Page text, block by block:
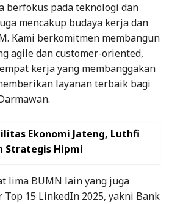
berfokus pada teknologi dan
mencakup budaya kerja dan
Kami berkomitmen membangun
agile dan customer-oriented,
kerja yang membanggakan
layanan terbaik bagi
Ekonomi Jateng, Luthfi
Strategis Hipmi
lima BUMN lain yang juga
Top 15 LinkedIn 2025, yakni Bank